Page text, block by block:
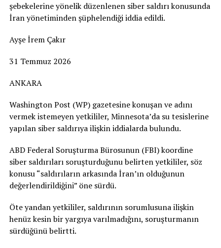
şebekelerine yönelik düzenlenen siber saldırı konusunda
İran yönetiminden şüphelendiği iddia edildi.
Ayşe İrem Çakır
31 Temmuz 2026
ANKARA
Washington Post (WP) gazetesine konuşan ve adını
vermek istemeyen yetkililer, Minnesota’da su tesislerine
yapılan siber saldırıya ilişkin iddialarda bulundu.
ABD Federal Soruşturma Bürosunun (FBI) koordine
siber saldırıları soruşturduğunu belirten yetkililer, söz
konusu “saldırıların arkasında İran’ın olduğunun
değerlendirildiğini” öne sürdü.
Öte yandan yetkililer, saldırının sorumlusuna ilişkin
henüz kesin bir yargıya varılmadığını, soruşturmanın
sürdüğünü belirtti.